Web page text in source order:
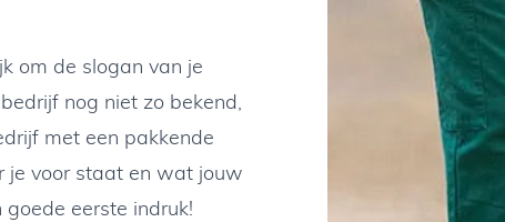
om de slogan van je
nog niet zo bekend,
met een pakkende
je voor staat en wat jouw
eerste indruk!